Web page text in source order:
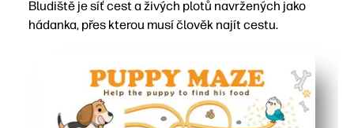
Bludiště je síť cest a živých plotů navržených jako
hádanka, přes kterou musí člověk najít cestu.